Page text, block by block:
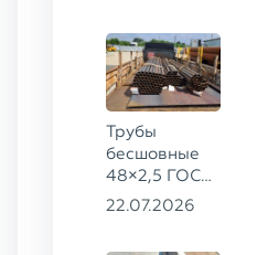
Трубы
бесшовные
48×2,5 ГОСТ
8734-75, ст.
22.07.2026